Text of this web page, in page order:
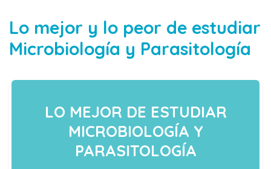
Lo mejor y lo peor de estudiar
Microbiología y Parasitología
LO MEJOR DE ESTUDIAR
MICROBIOLOGÍA Y
PARASITOLOGÍA